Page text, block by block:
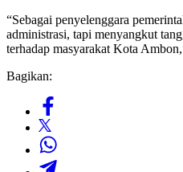
“Sebagai penyelenggara
administrasi, tapi menyangkut
terhadap masyarakat Kota
Bagikan: